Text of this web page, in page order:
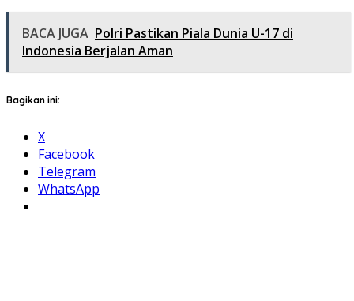
BACA JUGA Polri Pastikan Piala Dunia U-17 di
Indonesia Berjalan Aman
Bagikan ini:
X
Facebook
Telegram
WhatsApp